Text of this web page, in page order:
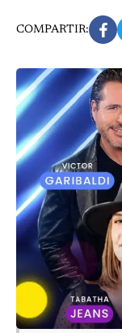
COMPARTIR: